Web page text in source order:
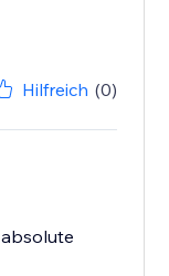
Hilfreich (0)